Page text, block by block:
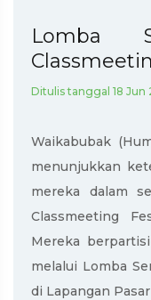
Lomba
Ditulis tanggal 18 Jun
Waikabubak
menunjukkan
mereka dalam
Classmeeting
Mereka
melalui Lomba
di Lapangan